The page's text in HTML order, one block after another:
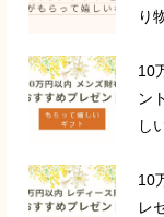
り
10
ン
し
10
レ